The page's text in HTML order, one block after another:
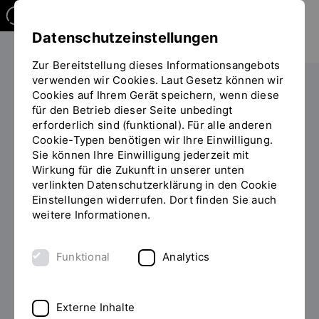
Sie
befinden
sich
auf
der
Seite
"Regensburger
Modell"
Studieren International Regensburger Modell
ENGLISCHSPRACHIGE MINT-
BACHELORSTUDIENGÄNGE MIT
REGIONALER
Das Regensburger Modell
Datenschutzeinstellungen
Zur Bereitstellung dieses Informationsangebots
verwenden wir Cookies. Laut Gesetz können wir
Cookies auf Ihrem Gerät speichern, wenn diese
für den Betrieb dieser Seite unbedingt
erforderlich sind (funktional). Für alle anderen
Cookie-Typen benötigen wir Ihre Einwilligung.
Sie können Ihre Einwilligung jederzeit mit
Wirkung für die Zukunft in unserer unten
verlinkten Datenschutzerklärung in den Cookie
Einstellungen widerrufen. Dort finden Sie auch
weitere Informationen.
Funktional Analytics
Externe Inhalte